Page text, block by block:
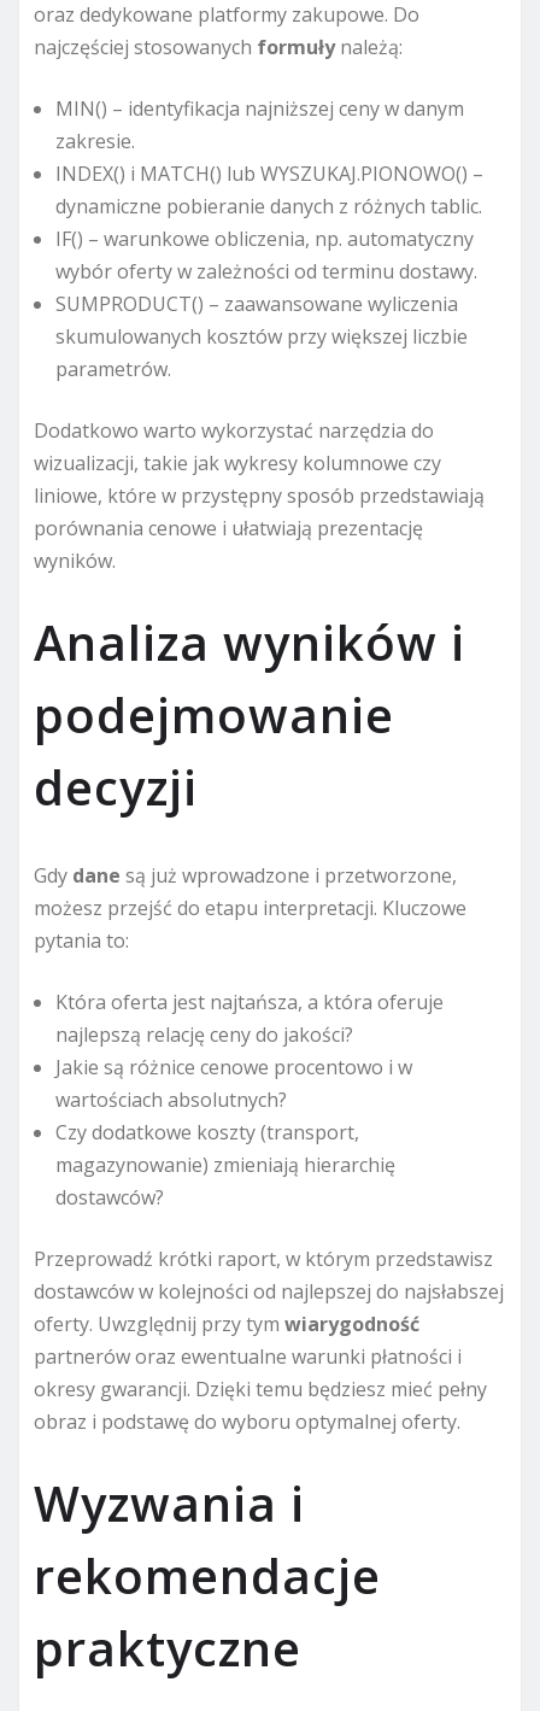
oraz dedykowane platformy zakupowe. Do
najczęściej stosowanych formułynależą:
MIN() – identyfikacja najniższej ceny w danym
zakresie.
INDEX() i MATCH() lub WYSZUKAJ.PIONOWO() –
dynamiczne pobieranie danych z różnych tablic.
IF() – warunkowe obliczenia, np. automatyczny
wybór oferty w zależności od terminu dostawy.
SUMPRODUCT() – zaawansowane wyliczenia
skumulowanych kosztów przy większej liczbie
parametrów.
Dodatkowo warto wykorzystać narzędzia do
wizualizacji, takie jak wykresy kolumnowe czy
liniowe, które w przystępny sposób przedstawiają
porównania cenowe i ułatwiają prezentację
wyników.
Analiza wyników i
podejmowanie
decyzji
Gdy dane są już wprowadzone i przetworzone,
możesz przejść do etapu interpretacji. Kluczowe
pytania to:
Która oferta jest najtańsza, a która oferuje
najlepszą relację ceny do jakości?
Jakie są różnice cenowe procentowo i w
wartościach absolutnych?
Czy dodatkowe koszty (transport,
magazynowanie) zmieniają hierarchię
dostawców?
Przeprowadź krótki raport, w którym przedstawisz
dostawców w kolejności od najlepszej do najsłabszej
oferty. Uwzględnij przy tym wiarygodność
partnerów oraz ewentualne warunki płatności i
okresy gwarancji. Dzięki temu będziesz mieć pełny
obraz i podstawę do wyboru optymalnej oferty.
Wyzwania i
rekomendacje
praktyczne